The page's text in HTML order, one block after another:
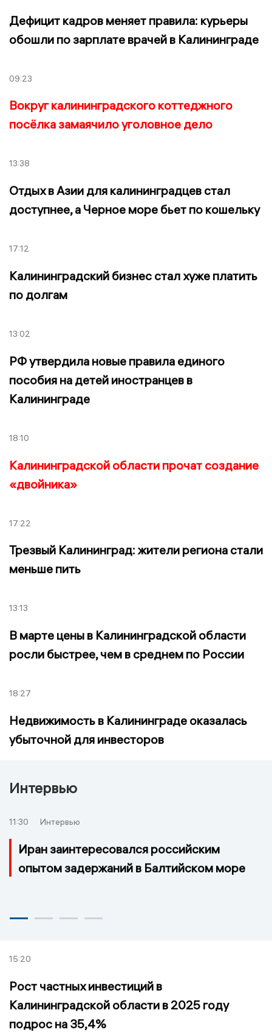
Дефицит кадров меняет правила: курьеры
обошли по зарплате врачей в Калининграде
09:23
Вокруг калининградского коттеджного
посёлка замаячило уголовное дело
13:38
Отдых в Азии для калининградцев стал
доступнее, а Черное море бьет по кошельку
17:12
Калининградский бизнес стал хуже платить
по долгам
13:02
РФ утвердила новые правила единого
пособия на детей иностранцев в
Калининграде
18:10
Калининградской области прочат создание
«двойника»
17:22
Трезвый Калининград: жители региона стали
меньше пить
13:13
В марте цены в Калининградской области
росли быстрее, чем в среднем по России
18:27
Недвижимость в Калининграде оказалась
убыточной для инвесторов
Интервью
11:30 Интервью
Иран заинтересовался российским
опытом задержаний в Балтийском море
15:20
Рост частных инвестиций в
Калининградской области в 2025 году
подрос на 35,4%